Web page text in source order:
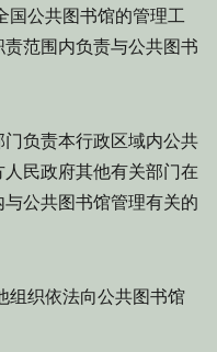
国公共图书馆的管理工
范围内负责与公共图书
负责本行政区域内公共
民政府其他有关部门在
公共图书馆管理有关的
组织依法向公共图书馆